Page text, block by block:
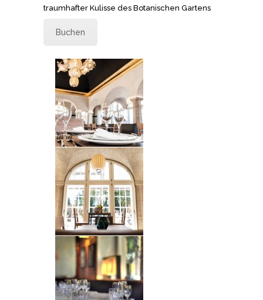
traumhafter Kulisse des Botanischen Gartens
Buchen